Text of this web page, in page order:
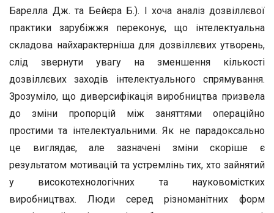
Барелла Дж. та Бейєра Б.). І хоча аналіз дозвіллєвої
практики зарубіжжя переконує, що інтелектуальна
складова найхарактерніша для дозвіллєвих утворень,
слід звернути увагу на зменшення кількості
дозвіллєвих заходів інтелектуального спрямування.
Зрозуміло, що диверсифікація виробництва призвела
до зміни пропорцій між заняттями операційно
простими та інтелектуальними. Як не парадоксально
це виглядає, але зазначені зміни скоріше є
результатом мотивацій та устремлінь тих, хто зайнятий
у високотехнологічних та науковомістких
виробництвах. Люди серед різноманітних форм